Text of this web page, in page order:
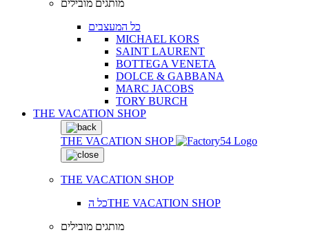
מותגים מובילים
כל המעצבים
MICHAEL KORS
SAINT LAURENT
BOTTEGA VENETA
DOLCE & GABBANA
MARC JACOBS
TORY BURCH
THE VACATION SHOP
THE VACATION SHOP
THE VACATION SHOP
כל הTHE VACATION SHOP
מותגים מובילים